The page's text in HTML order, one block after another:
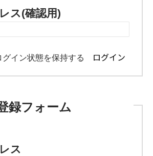
ス(確認用)
グイン状態を保持する
録フォーム
ス